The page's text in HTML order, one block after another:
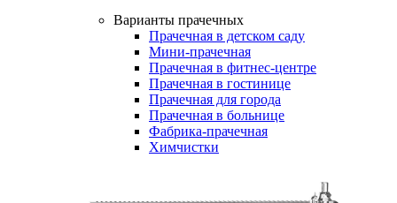
Варианты прачечных
Прачечная в детском саду
Мини-прачечная
Прачечная в фитнес-центре
Прачечная в гостинице
Прачечная для города
Прачечная в больнице
Фабрика-прачечная
Химчистки